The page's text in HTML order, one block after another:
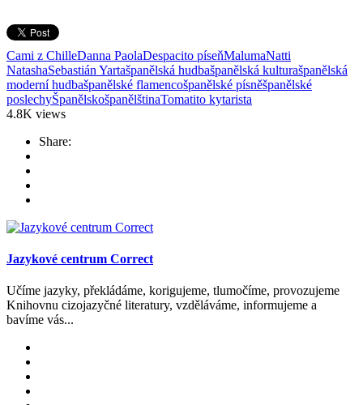
Cami z ChilleDanna PaolaDespacito píseňMalumaNatti
NatashaSebastián Yartašpanělská hudbašpanělská kulturašpanělská
moderní hudbašpanělské flamencošpanělské písněšpanělské
poslechyŠpanělskošpanělštinaTomatito kytarista
4.8K views
Share:
Jazykové centrum Correct
Učíme jazyky, překládáme, korigujeme, tlumočíme, provozujeme
Knihovnu cizojazyčné literatury, vzděláváme, informujeme a
bavíme vás...